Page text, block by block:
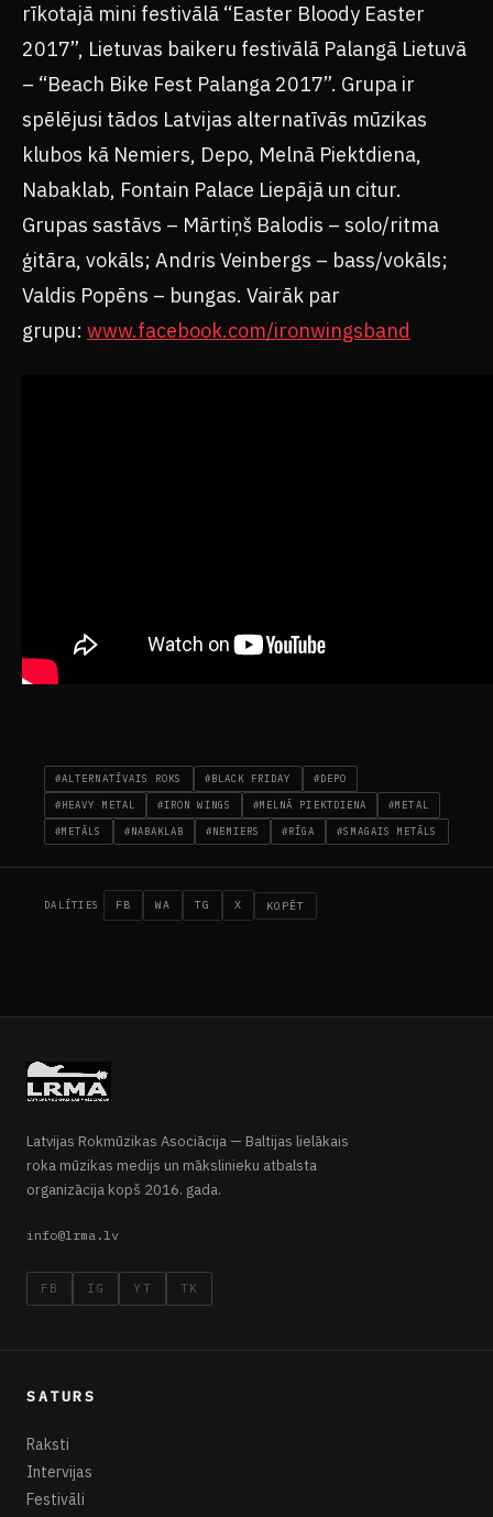
rīkotajā mini festivālā “Easter Bloody Easter
2017”, Lietuvas baikeru festivālā Palangā Lietuvā
– “Beach Bike Fest Palanga 2017”. Grupa ir
spēlējusi tādos Latvijas alternatīvās mūzikas
klubos kā Nemiers, Depo, Melnā Piektdiena,
Nabaklab, Fontain Palace Liepājā un citur.
Grupas sastāvs – Mārtiņš Balodis – solo/ritma
ģitāra, vokāls; Andris Veinbergs – bass/vokāls;
Valdis Popēns – bungas. Vairāk par
grupu: www.facebook.com/ironwingsband
#ALTERNATĪVAIS ROKS #BLACK FRIDAY #DEPO
#HEAVY METAL #IRON WINGS #MELNĀ PIEKTDIENA #METAL
#METĀLS #NABAKLAB #NEMIERS #RĪGA #SMAGAIS METĀLS
DALĪTIES FB WA TG X KOPĒT
Latvijas Rokmūzikas Asociācija — Baltijas lielākais
roka mūzikas medijs un mākslinieku atbalsta
organizācija kopš 2016. gada.
info@lrma.lv
FB IG YT TK
SATURS
Raksti
Intervijas
Festivāli